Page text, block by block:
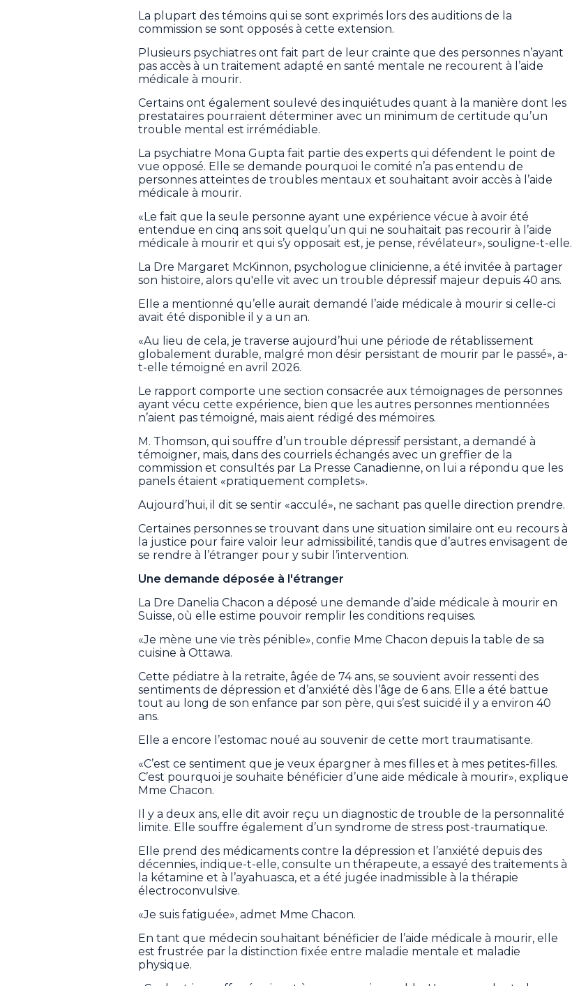
La plupart des témoins qui se sont exprimés lors des auditions de la
commission se sont opposés à cette extension.
Plusieurs psychiatres ont fait part de leur crainte que des personnes n’ayant
pas accès à un traitement adapté en santé mentale ne recourent à l’aide
médicale à mourir.
Certains ont également soulevé des inquiétudes quant à la manière dont les
prestataires pourraient déterminer avec un minimum de certitude qu’un
trouble mental est irrémédiable.
La psychiatre Mona Gupta fait partie des experts qui défendent le point de
vue opposé. Elle se demande pourquoi le comité n’a pas entendu de
personnes atteintes de troubles mentaux et souhaitant avoir accès à l’aide
médicale à mourir.
«Le fait que la seule personne ayant une expérience vécue à avoir été
entendue en cinq ans soit quelqu’un qui ne souhaitait pas recourir à l’aide
médicale à mourir et qui s’y opposait est, je pense, révélateur», souligne-t-elle.
La Dre Margaret McKinnon, psychologue clinicienne, a été invitée à partager
son histoire, alors qu'elle vit avec un trouble dépressif majeur depuis 40 ans.
Elle a mentionné qu’elle aurait demandé l’aide médicale à mourir si celle-ci
avait été disponible il y a un an.
«Au lieu de cela, je traverse aujourd’hui une période de rétablissement
globalement durable, malgré mon désir persistant de mourir par le passé», a-
t-elle témoigné en avril 2026.
Le rapport comporte une section consacrée aux témoignages de personnes
ayant vécu cette expérience, bien que les autres personnes mentionnées
n’aient pas témoigné, mais aient rédigé des mémoires.
M. Thomson, qui souffre d’un trouble dépressif persistant, a demandé à
témoigner, mais, dans des courriels échangés avec un greffier de la
commission et consultés par La Presse Canadienne, on lui a répondu que les
panels étaient «pratiquement complets».
Aujourd’hui, il dit se sentir «acculé», ne sachant pas quelle direction prendre.
Certaines personnes se trouvant dans une situation similaire ont eu recours à
la justice pour faire valoir leur admissibilité, tandis que d’autres envisagent de
se rendre à l’étranger pour y subir l’intervention.
Une demande déposée à l'étranger
La Dre Danelia Chacon a déposé une demande d’aide médicale à mourir en
Suisse, où elle estime pouvoir remplir les conditions requises.
«Je mène une vie très pénible», confie Mme Chacon depuis la table de sa
cuisine à Ottawa.
Cette pédiatre à la retraite, âgée de 74 ans, se souvient avoir ressenti des
sentiments de dépression et d’anxiété dès l’âge de 6 ans. Elle a été battue
tout au long de son enfance par son père, qui s’est suicidé il y a environ 40
ans.
Elle a encore l’estomac noué au souvenir de cette mort traumatisante.
«C’est ce sentiment que je veux épargner à mes filles et à mes petites-filles.
C’est pourquoi je souhaite bénéficier d’une aide médicale à mourir», explique
Mme Chacon.
Il y a deux ans, elle dit avoir reçu un diagnostic de trouble de la personnalité
limite. Elle souffre également d’un syndrome de stress post-traumatique.
Elle prend des médicaments contre la dépression et l’anxiété depuis des
décennies, indique-t-elle, consulte un thérapeute, a essayé des traitements à
la kétamine et à l’ayahuasca, et a été jugée inadmissible à la thérapie
électroconvulsive.
«Je suis fatiguée», admet Mme Chacon.
En tant que médecin souhaitant bénéficier de l’aide médicale à mourir, elle
est frustrée par la distinction fixée entre maladie mentale et maladie
physique.